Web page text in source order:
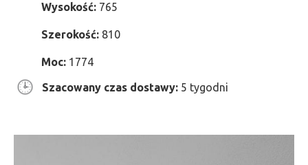
Wysokość: 765
Szerokość: 810
Moc: 1774
Szacowany czas dostawy: 5 tygodni